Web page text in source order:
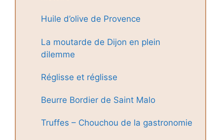
Huile d’olive de Provence
La moutarde de Dijon en plein
dilemme
Réglisse et réglisse
Beurre Bordier de Saint Malo
Truffes – Chouchou de la gastronomie